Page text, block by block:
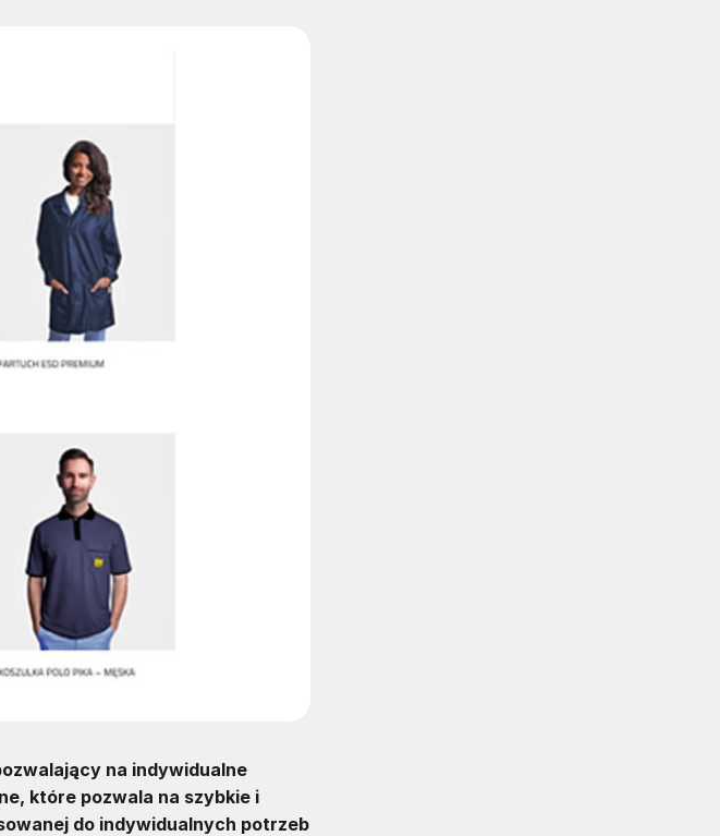
na indywidualne
które pozwala na szybkie i
do indywidualnych potrzeb